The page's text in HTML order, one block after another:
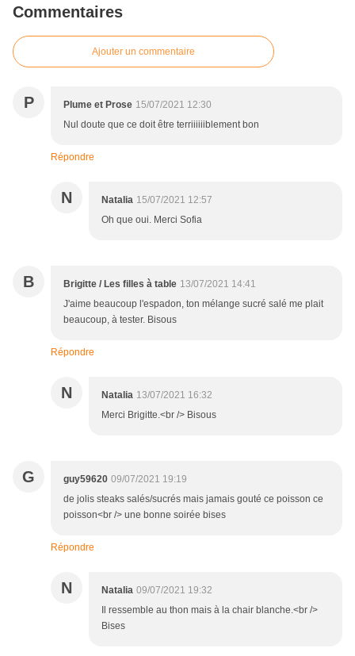
Commentaires
Ajouter un commentaire
P Plume et Prose 15/07/2021 12:30
Nul doute que ce doit être terriiiiiiblement bon
Répondre
N Natalia 15/07/2021 12:57
Oh que oui. Merci Sofia
B Brigitte / Les filles à table 13/07/2021 14:41
J'aime beaucoup l'espadon, ton mélange sucré salé me plait
beaucoup, à tester. Bisous
Répondre
N Natalia 13/07/2021 16:32
Merci Brigitte.<br /> Bisous
G guy59620 09/07/2021 19:19
de jolis steaks salés/sucrés mais jamais gouté ce poisson ce
poisson<br /> une bonne soirée bises
Répondre
N Natalia 09/07/2021 19:32
Il ressemble au thon mais à la chair blanche.<br />
Bises